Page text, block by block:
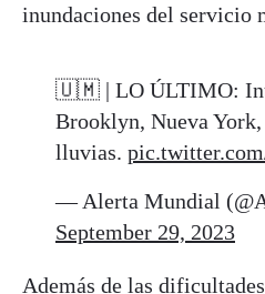
inundaciones del servicio
🇺🇲 | LO ÚLTIMO:
Brooklyn, Nueva York,
lluvias.
— Alerta Mundial
September 29, 2023
Además de las